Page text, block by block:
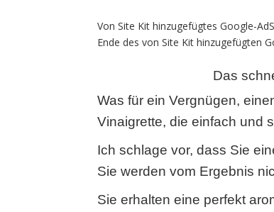
Von Site Kit hinzugefügtes Google-
Ende des von Site Kit hinzugefügten
Das
Was für ein Vergnügen,
Vinaigrette, die einfach und
Ich schlage vor, dass Sie
Sie werden vom Ergebnis
Sie erhalten eine perfekt